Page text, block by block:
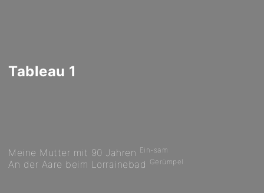
Tableau 1
Meine Mutter mit 90 Jahren Ein-sam
An der Aare beim Lorrainebad Gerümpel